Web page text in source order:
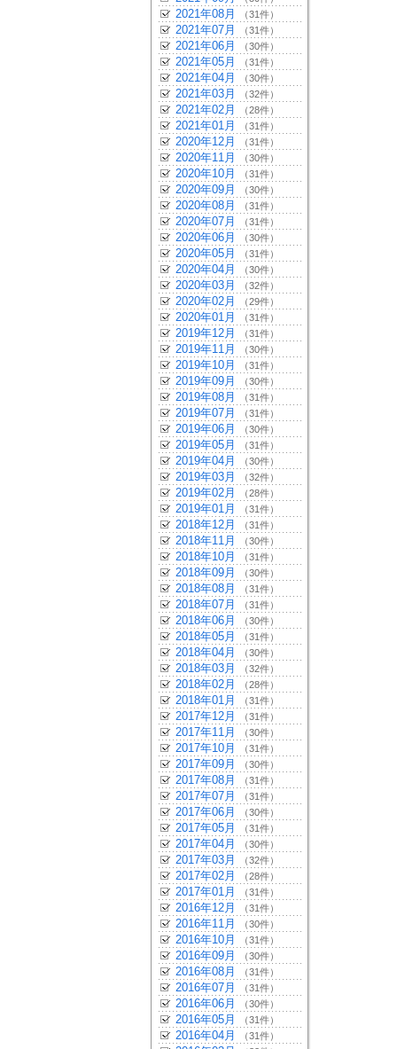
2021年08月 （31件）
2021年07月 （31件）
2021年06月 （30件）
2021年05月 （31件）
2021年04月 （30件）
2021年03月 （32件）
2021年02月 （28件）
2021年01月 （31件）
2020年12月 （31件）
2020年11月 （30件）
2020年10月 （31件）
2020年09月 （30件）
2020年08月 （31件）
2020年07月 （31件）
2020年06月 （30件）
2020年05月 （31件）
2020年04月 （30件）
2020年03月 （32件）
2020年02月 （29件）
2020年01月 （31件）
2019年12月 （31件）
2019年11月 （30件）
2019年10月 （31件）
2019年09月 （30件）
2019年08月 （31件）
2019年07月 （31件）
2019年06月 （30件）
2019年05月 （31件）
2019年04月 （30件）
2019年03月 （32件）
2019年02月 （28件）
2019年01月 （31件）
2018年12月 （31件）
2018年11月 （30件）
2018年10月 （31件）
2018年09月 （30件）
2018年08月 （31件）
2018年07月 （31件）
2018年06月 （30件）
2018年05月 （31件）
2018年04月 （30件）
2018年03月 （32件）
2018年02月 （28件）
2018年01月 （31件）
2017年12月 （31件）
2017年11月 （30件）
2017年10月 （31件）
2017年09月 （30件）
2017年08月 （31件）
2017年07月 （31件）
2017年06月 （30件）
2017年05月 （31件）
2017年04月 （30件）
2017年03月 （32件）
2017年02月 （28件）
2017年01月 （31件）
2016年12月 （31件）
2016年11月 （30件）
2016年10月 （31件）
2016年09月 （30件）
2016年08月 （31件）
2016年07月 （31件）
2016年06月 （30件）
2016年05月 （31件）
2016年04月 （31件）